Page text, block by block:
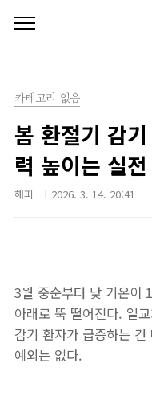
카테고리 없음
봄 환절기 감
력 높이는 실
해피 2026. 3. 14. 20:41
3월 중순부터 낮 기온이
아래로 뚝 떨어진다. 일
감기 환자가 급증하는
예외는 없다.